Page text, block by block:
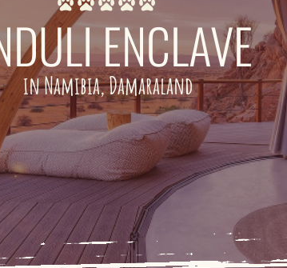
ENCLAVE
in Namibia, Damaraland